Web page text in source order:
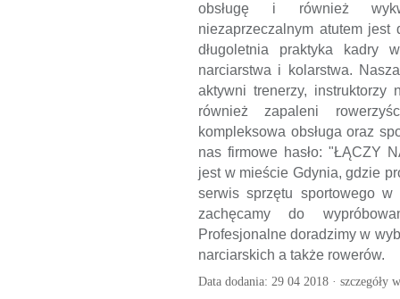
obsługę i również
niezaprzeczalnym atutem jest
długoletnia praktyka kadry
narciarstwa i kolarstwa.
aktywni trenerzy,
również zapaleni
kompleksowa obsługa oraz
nas firmowe hasło: "ŁĄCZY
jest w mieście Gdynia, gdzie
serwis sprzętu sportowego
zachęcamy do
Profesjonalne doradzimy w
narciarskich a także rowerów.
Data dodania: 29 04 2018 · szczegóły